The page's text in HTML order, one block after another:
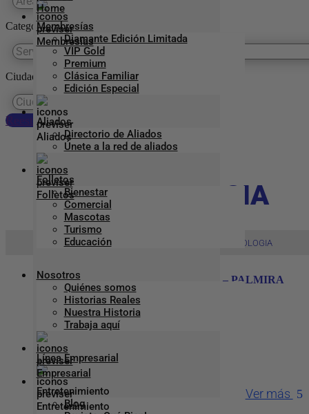
Membresías
Diamante Edición Limitada
VIP Gold
Premium
Clásica Familiar
Edición Especial
Aliados
Directorio de Aliados
Únete a la red de aliados
Folletos
Bienestar
Comercial
Mascotas
Turismo
Educación
Nosotros
Quiénes somos
Historias Reales
Nuestra Historia
Trabaja aquí
Línea Empresarial
Entretenimiento
Blog
Categorías Previser
Ciudades
Reestablecer preferencias
ORTOPEDIA Y
TRAUMATOLOGIA
Inicio >Aliado Previser ORTOPEDIA Y TRAUMATOLOGIA
O POSITIVA SALUD INTEGRAL – PALMIRA
Teléfono:2836219
Dirección
Ciudad:
Ver más